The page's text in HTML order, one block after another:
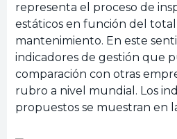
representa el proceso de
estáticos en función del
mantenimiento. En este
indicadores de gestión que
comparación con otras
rubro a nivel mundial. Los
propuestos se muestran en